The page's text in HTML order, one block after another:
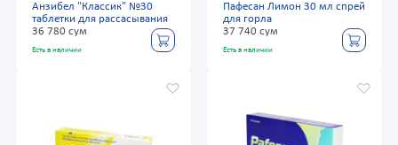
Анзибел "Классик" №30
таблетки для рассасывания
36 780 сум
Есть в наличии
Пафесан Лимон 30 мл спрей
для горла
37 740 сум
Есть в наличии